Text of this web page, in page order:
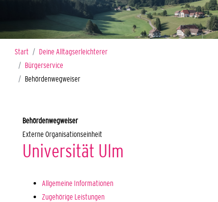
Start
Deine Alltagserleichterer
Bürgerservice
Behördenwegweiser
Behördenwegweiser
Externe Organisationseinheit
Universität Ulm
Allgemeine Informationen
Zugehörige Leistungen